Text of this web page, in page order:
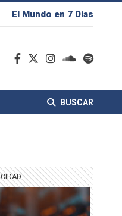
El Mundo en 7 Días
BUSCAR